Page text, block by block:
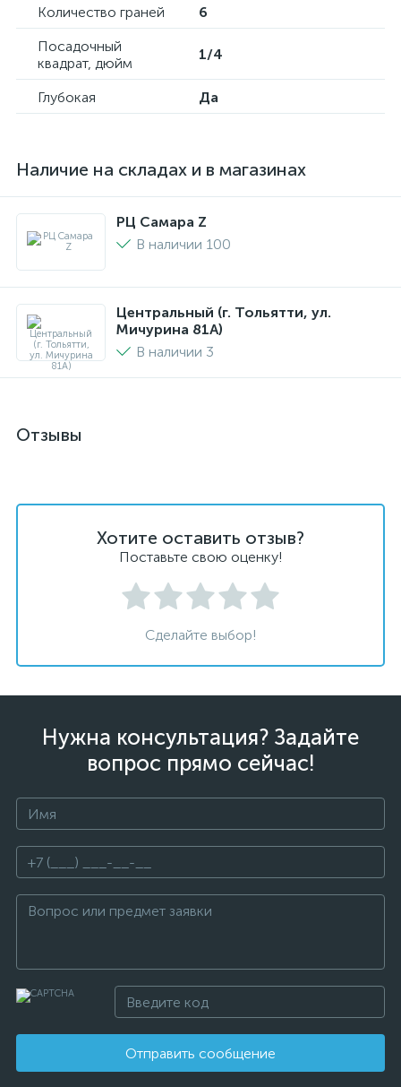
Количество граней
6
Посадочный
квадрат, дюйм
1/4
Глубокая Да
Наличие на складах и в магазинах
РЦ Самара Z
В наличии 100
Центральный (г. Тольятти, ул.
Мичурина 81А)
В наличии 3
Отзывы
Хотите оставить отзыв?
Поставьте свою оценку!
Сделайте выбор!
Нужна консультация? Задайте
вопрос прямо сейчас!
Отправить сообщение